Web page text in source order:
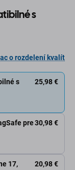
s
o rozdelení kvalít
pre30,98 €
17,
20,98 €
s
25,98 €